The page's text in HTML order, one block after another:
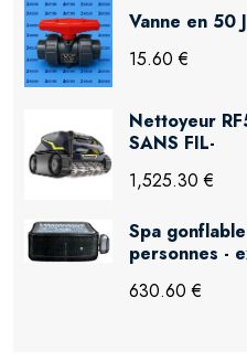
Vanne en 50
15.60 €
Nettoyeur
SANS FIL-
1,525.30 €
Spa
personnes -
630.60 €